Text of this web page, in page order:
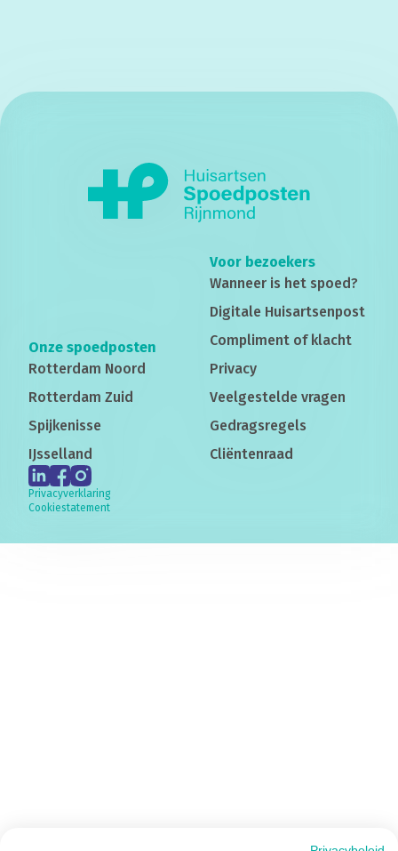
Onze spoedposten
Rotterdam Noord
Rotterdam Zuid
Spijkenisse
IJsselland
Voor bezoekers
Wanneer is het spoed?
Digitale Huisartsenpost
Compliment of klacht
Privacy
Veelgestelde vragen
Gedragsregels
Cliëntenraad
Privacyverklaring
Cookiestatement